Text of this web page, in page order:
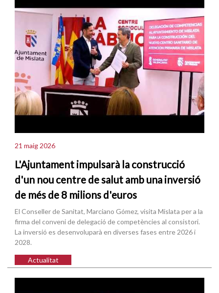
21 maig 2026
L'Ajuntament impulsarà la construcció
d'un nou centre de salut amb una inversió
de més de 8 milions d'euros
El Conseller de Sanitat, Marciano Gómez, visita Mislata per a la
firma del conveni de delegació de competències al consistori.
La inversió es desenvoluparà en diverses fases entre 2026 i
2028.
Actualitat